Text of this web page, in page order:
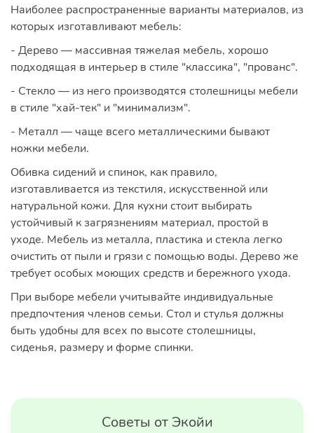
Наиболее распространенные варианты материалов, из
которых изготавливают мебель:
- Дерево — массивная тяжелая мебель, хорошо
подходящая в интерьер в стиле "классика", "прованс".
- Стекло — из него производятся столешницы мебели
в стиле "хай-тек" и "минимализм".
- Металл — чаще всего металлическими бывают
ножки мебели.
Обивка сидений и спинок, как правило,
изготавливается из текстиля, искусственной или
натуральной кожи. Для кухни стоит выбирать
устойчивый к загрязнениям материал, простой в
уходе. Мебель из металла, пластика и стекла легко
очистить от пыли и грязи с помощью воды. Дерево же
требует особых моющих средств и бережного ухода.
При выборе мебели учитывайте индивидуальные
предпочтения членов семьи. Стол и стулья должны
быть удобны для всех по высоте столешницы,
сиденья, размеру и форме спинки.
Советы от Экойи